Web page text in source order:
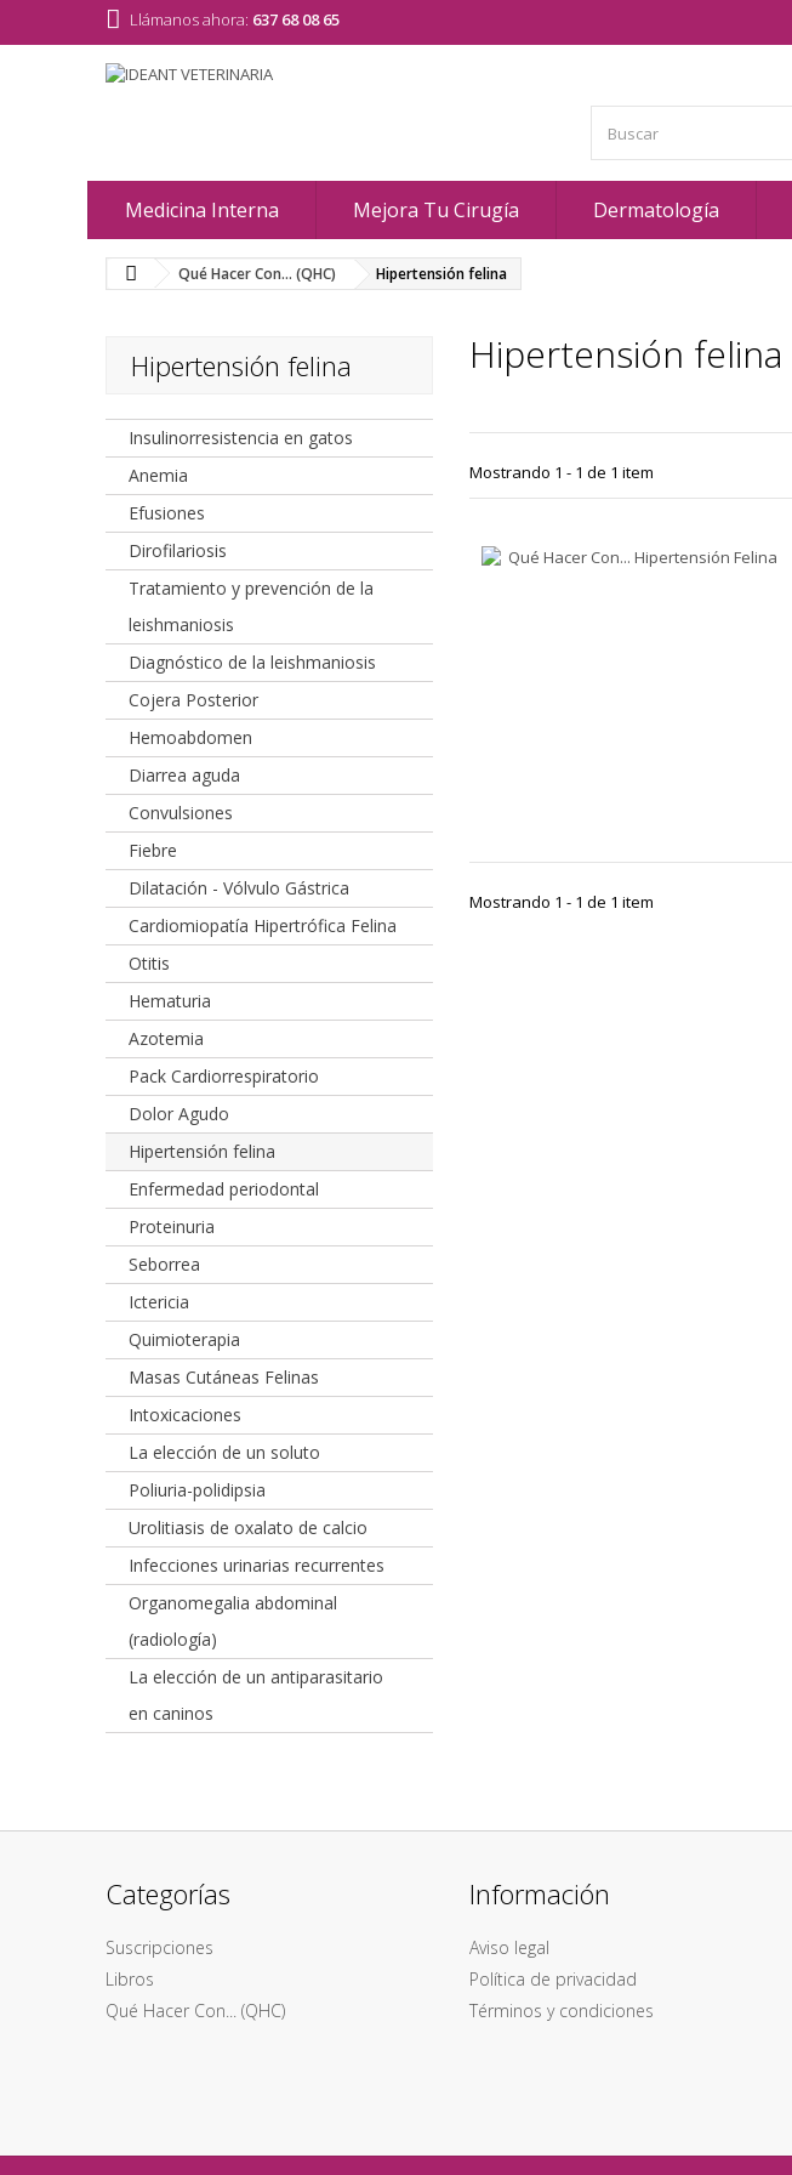
Llámanos ahora: 637 68 08 65
Medicina Interna Mejora Tu Cirugía Dermatología
Qué Hacer Con... (QHC) Hipertensión felina
Hipertensión felina
Insulinorresistencia en gatos
Anemia
Efusiones
Dirofilariosis
Tratamiento y prevención de la
leishmaniosis
Diagnóstico de la leishmaniosis
Cojera Posterior
Hemoabdomen
Diarrea aguda
Convulsiones
Fiebre
Dilatación - Vólvulo Gástrica
Cardiomiopatía Hipertrófica Felina
Otitis
Hematuria
Azotemia
Pack Cardiorrespiratorio
Dolor Agudo
Hipertensión felina
Enfermedad periodontal
Proteinuria
Seborrea
Ictericia
Quimioterapia
Masas Cutáneas Felinas
Intoxicaciones
La elección de un soluto
Poliuria-polidipsia
Urolitiasis de oxalato de calcio
Infecciones urinarias recurrentes
Organomegalia abdominal
(radiología)
La elección de un antiparasitario
en caninos
Hipertensión felina
Mostrando 1 - 1 de 1 item
Mostrando 1 - 1 de 1 item
Categorías
Suscripciones
Libros
Qué Hacer Con... (QHC)
Información
Aviso legal
Política de privacidad
Términos y condiciones